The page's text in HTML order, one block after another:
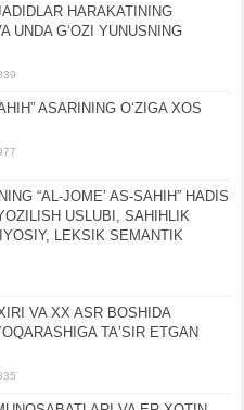
HARAKATINING
UNDA GʻOZI YUNUSNING
ASARINING OʻZIGA XOS
“AL-JOMEʼ AS-SAHIH” HADIS
USLUBI, SAHIHLIK
LЕKSIK SЕMANTIK
VA XX ASR BOSHIDA
TAʼSIR ETGAN